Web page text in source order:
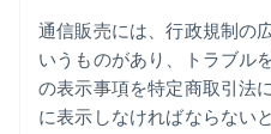
通信販売には、行政規制の
いうものがあり、トラブル
の表示事項を特定商取引法
に表示しなければならない